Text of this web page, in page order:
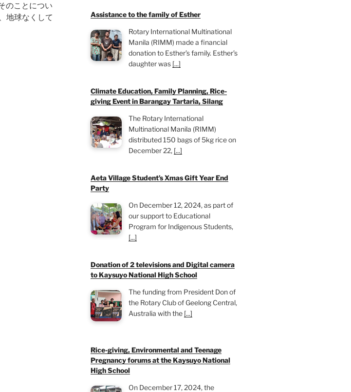
のことについ
地球なくして
Assistance to the family of Esther
Rotary International Multinational
Manila (RIMM) made a financial
donation to Esther’s family. Esther’s
daughter was [...]
Climate Education, Family Planning, Rice-
giving Event in Barangay Tartaria, Silang
The Rotary International
Multinational Manila (RIMM)
distributed 150 bags of 5kg rice on
December 22, [...]
Aeta Village Student’s Xmas Gift Year End
Party
On December 12, 2024, as part of
our support to Educational
Program for Indigenous Students,
[...]
Donation of 2 televisions and Digital camera
to Kaysuyo National High School
The funding from President Don of
the Rotary Club of Geelong Central,
Australia with the [...]
Rice-giving, Environmental and Teenage
Pregnancy forums at the Kaysuyo National
High School
On December 17, 2024, the